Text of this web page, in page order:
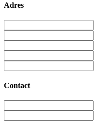
Adres
Contact